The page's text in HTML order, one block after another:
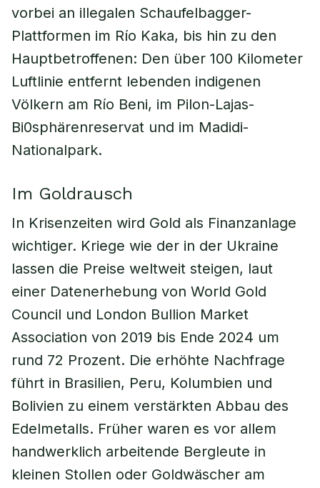
vorbei an illegalen Schaufelbagger-
Plattformen im Río Kaka, bis hin zu den
Hauptbetroffenen: Den über 100 Kilometer
Luftlinie entfernt lebenden indigenen
Völkern am Río Beni, im Pilon-Lajas-
Bi0sphärenreservat und im Madidi-
Nationalpark.
Im Goldrausch
In Krisenzeiten wird Gold als Finanzanlage
wichtiger. Kriege wie der in der Ukraine
lassen die Preise weltweit steigen, laut
einer Datenerhebung von World Gold
Council und London Bullion Market
Association von 2019 bis Ende 2024 um
rund 72 Prozent. Die erhöhte Nachfrage
führt in Brasilien, Peru, Kolumbien und
Bolivien zu einem verstärkten Abbau des
Edelmetalls. Früher waren es vor allem
handwerklich arbeitende Bergleute in
kleinen Stollen oder Goldwäscher am